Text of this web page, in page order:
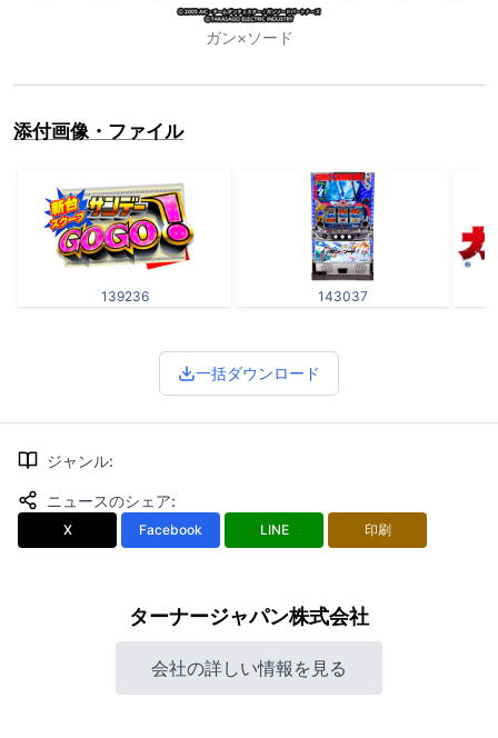
ガン×ソード
添付画像・ファイル
139236 143037
一括ダウンロード
ジャンル:
ニュースのシェア:
X Facebook LINE 印刷
ターナージャパン株式会社
会社の詳しい情報を見る